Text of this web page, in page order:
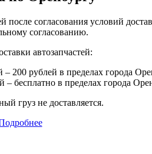
согласования условий
согласованию.
автозапчастей:
200 рублей в пределах города
– бесплатно в пределах города
груз не доставляется.